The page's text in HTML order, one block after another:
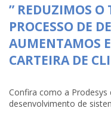
” REDUZIMOS O
PROCESSO DE
AUMENTAMOS
CARTEIRA DE
Confira como a
desenvolvimento de